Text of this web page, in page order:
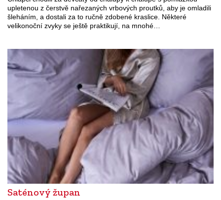
upletenou z čerstvě nařezaných vrbových proutků, aby je omladili
šleháním, a dostali za to ručně zdobené kraslice. Některé
velikonoční zvyky se ještě praktikují, na mnohé…
Saténový župan